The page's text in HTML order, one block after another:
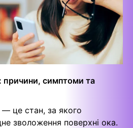
причини, симптоми та
це стан, за якого
зволоження поверхні ока.